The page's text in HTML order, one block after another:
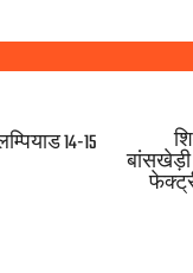
14-15
बांसखेड़ी